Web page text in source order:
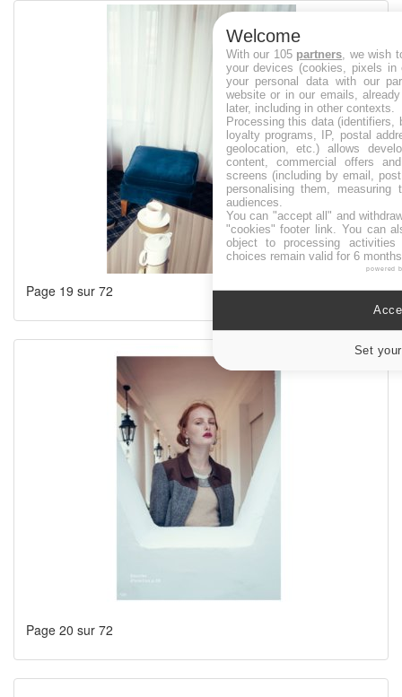
Page 19 sur 72
Page 20 sur 72
Welcome
With our 105 partners , we wish
your devices (cookies, pixels
your personal data with our
website or in our emails,
later, including in other contexts.
Processing this data (identifiers,
loyalty programs, IP, postal
geolocation, etc.) allows
content, commercial offers
screens (including by email,
personalising them, measuring
audiences.
You can "accept all" and
"cookies" footer link . You can
object to processing
choices remain valid for 6
powered
Set